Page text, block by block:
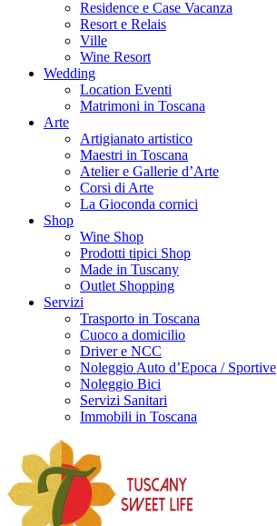
Residence e Case Vacanza
Resort e Relais
Ville
Wine Resort
Wedding
Location Eventi
Matrimoni in Toscana
Arte
Artigianato artistico
Maestri in Toscana
Atelier e Gallerie d’Arte
Corsi di Arte
La Gioconda cornici
Shop
Wine Shop
Prodotti tipici Shop
Made in Tuscany
Outlet Shopping
Servizi
Trasporto in Toscana
Cuoco a domicilio
Driver e NCC
Noleggio Auto d’Epoca / Sportive
Noleggio Bici
Servizi Sanitari
Immobili in Toscana